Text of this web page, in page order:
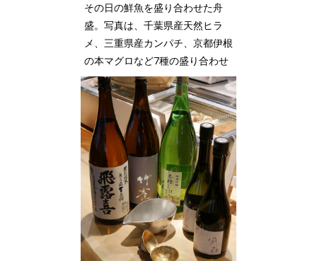
その日の鮮魚を盛り合わせた舟
盛。写真は、千葉県産天然ヒラ
メ、三重県産カンパチ、京都伊根
の本マグロなど7種の盛り合わせ